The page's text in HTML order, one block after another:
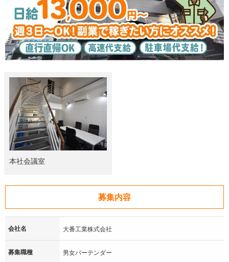
本社会議室
募集内容
会社名 大番工業株式会社
募集職種 男女バーテンダー